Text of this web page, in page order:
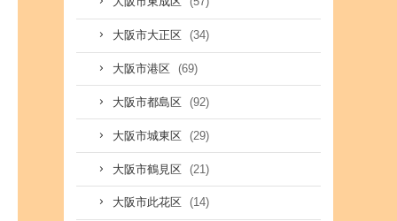
大阪市大正区 (34)
大阪市港区 (69)
大阪市都島区 (92)
大阪市城東区 (29)
大阪市鶴見区 (21)
大阪市此花区 (14)